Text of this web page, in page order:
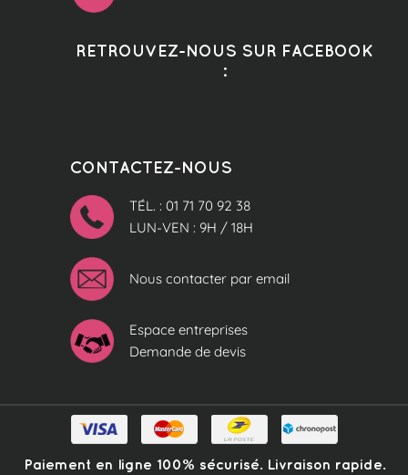
RETROUVEZ-NOUS SUR FACEBOOK
:
CONTACTEZ-NOUS
TÉL. : 01 71 70 92 38
LUN-VEN : 9H / 18H
Nous contacter par email
Espace entreprises
Demande de devis
Paiement en ligne 100% sécurisé. Livraison rapide.